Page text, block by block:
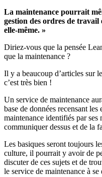
La maintenance pourrait
gestion des ordres de travail
elle-même. »
Diriez-vous que la pensée
que la maintenance ?
Il y a beaucoup d’articles sur
c’est très bien !
Un service de maintenance
base de données recensant
maintenance identifiés par ses
communiquer dessus et de la
Les basiques seront toujours
culture, il pourrait y avoir de
discuter de ces sujets et de
le service de maintenance à